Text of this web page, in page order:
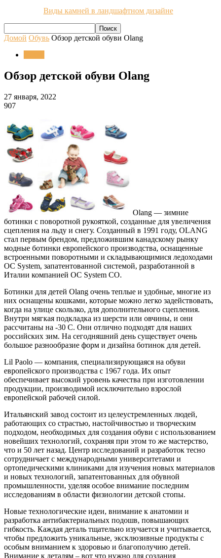
Виды камней в ландшафтном дизайне
Домой Обувь Обзор детской обуви Olang
Обзор детской обуви Olang
27 января, 2022
907
Olang — зимние
ботинки с поворотной рукояткой, созданные для увеличения
сцепления на льду и снегу. Созданный в 1991 году, OLANG
стал первым брендом, предложившим канадскому рынку
модные ботинки европейского производства, оснащенные
встроенными поворотными и складывающимися ледоходами
OC System, запатентованной системой, разработанной в
Италии компанией OC System CO.
Ботинки для детей Olang очень теплые и удобные, многие из
них оснащены кошками, которые можно легко задействовать,
когда на улице скользко, для дополнительного сцепления.
Внутри мягкая подкладка из шерсти или овчины, и они
рассчитаны на -30 C. Они отлично подходят для наших
российских зим. На сегодняшний день существует очень
большое разнообразие форм и дизайна ботинок для детей.
Lil Paolo — компания, специализирующаяся на обуви
европейского производства с 1967 года. Их опыт
обеспечивает высокий уровень качества при изготовлении
продукции, производимой исключительно взрослой
европейской рабочей силой.
Итальянский завод состоит из целеустремленных людей,
работающих со страстью, настойчивостью и творческим
подходом, необходимых для создания обуви с использованием
новейших технологий, сохраняя при этом то же мастерство,
что и 50 лет назад. Центр исследований и разработок тесно
сотрудничает с международными университетами и
ортопедическими клиниками для изучения новых материалов
и новых технологий, запатентованных для обувной
промышленности, уделяя особое внимание последним
исследованиям в области физиологии детской стопы.
Новые технологические идеи, внимание к анатомии и
разработка антибактериальных подошв, повышающих
гибкость. Каждая деталь тщательно изучается и учитывается,
чтобы предложить уникальные, эксклюзивные продукты с
особым вниманием к здоровью и благополучию детей.
Внимание к деталям – вот что нужно для создания